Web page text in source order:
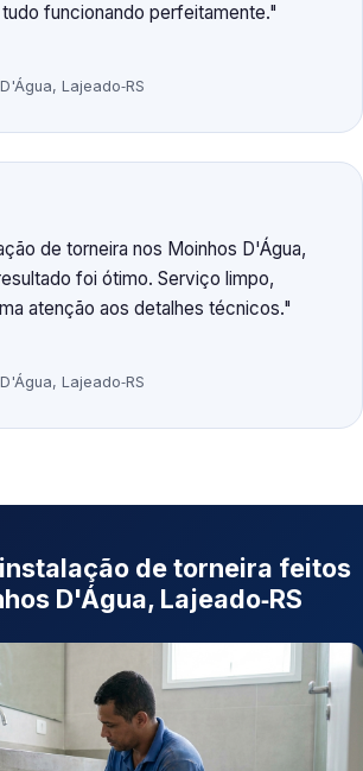
funcionando perfeitamente.
Lajeado‑RS
de torneira nos Moinhos D'Água,
foi ótimo. Serviço limpo,
atenção aos detalhes técnicos.
Lajeado‑RS
de torneira feitos
D'Água, Lajeado‑RS